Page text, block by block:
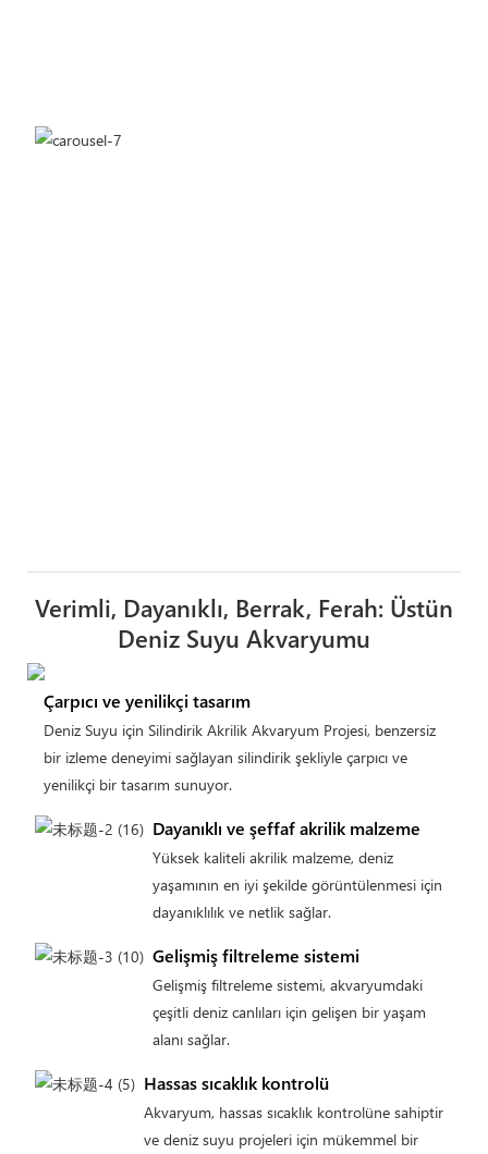
Verimli, Dayanıklı, Berrak, Ferah: Üstün
Deniz Suyu Akvaryumu
Çarpıcı ve yenilikçi tasarım
Deniz Suyu için Silindirik Akrilik Akvaryum Projesi, benzersiz
bir izleme deneyimi sağlayan silindirik şekliyle çarpıcı ve
yenilikçi bir tasarım sunuyor.
Dayanıklı ve şeffaf akrilik malzeme
Yüksek kaliteli akrilik malzeme, deniz
yaşamının en iyi şekilde görüntülenmesi için
dayanıklılık ve netlik sağlar.
Gelişmiş filtreleme sistemi
Gelişmiş filtreleme sistemi, akvaryumdaki
çeşitli deniz canlıları için gelişen bir yaşam
alanı sağlar.
Hassas sıcaklık kontrolü
Akvaryum, hassas sıcaklık kontrolüne sahiptir
ve deniz suyu projeleri için mükemmel bir